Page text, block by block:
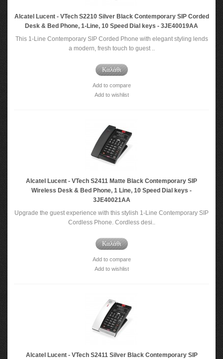
Alcatel Lucent - VTech S2210 Silver Black Contemporary SIP Corded
Desk & Bed Phone, 1-Line, 10 Speed Dial keys - 3JE40019AA
This 1-Line Contemporary SIP Corded Phone with elegant styling lends
a modern, fresh touch to guest ..
Καλάθι
Add to compare
Add to wishlist
Alcatel Lucent - VTech S2411 Matte Black Contemporary SIP
Wireless Desk & Bed Phone, 1 Line, 10 Speed Dial keys -
3JE40021AA
Upgrade the guest experience with this stylish 1-Line Contemporary SIP
Cordless Phone. Cordless desi..
Καλάθι
Add to compare
Add to wishlist
Alcatel Lucent - VTech S2411 Silver Black Contemporary SIP